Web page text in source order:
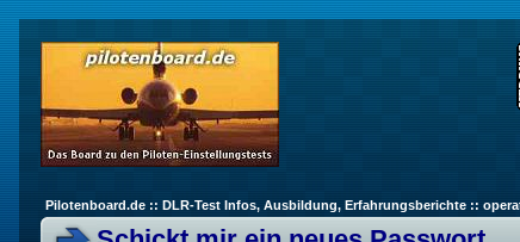
Pilotenboard.de :: DLR-Test Infos, Ausbildung, Erfahrungsberichte ::